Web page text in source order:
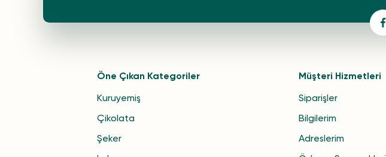
Öne Çıkan Kategoriler
Kuruyemiş
Çikolata
Şeker
Müşteri Hizmetleri
Siparişler
Bilgilerim
Adreslerim